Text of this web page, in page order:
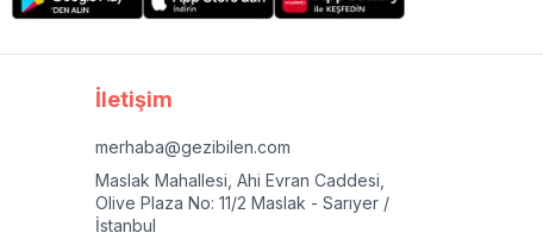
İletişim
merhaba@gezibilen.com
Maslak Mahallesi, Ahi Evran Caddesi,
Olive Plaza No: 11/2 Maslak - Sarıyer /
İstanbul